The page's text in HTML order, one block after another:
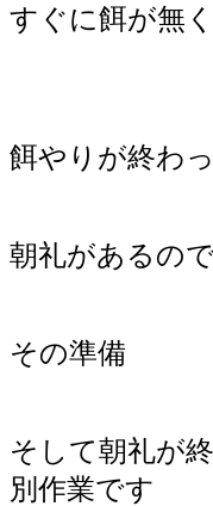
すぐに餌が無
餌やりが終わ
朝礼があるの
その準備
そして朝礼が
別作業です